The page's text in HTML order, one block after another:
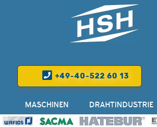
+49-40-522 60 13
MASCHINEN DRAHTINDUSTRIE